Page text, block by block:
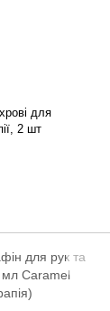
для
2 шт